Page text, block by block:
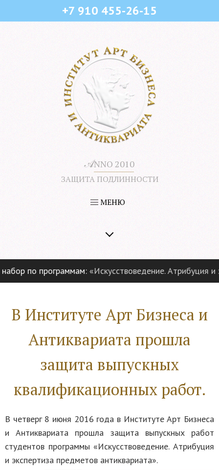
+7 910 455-26-15
𝒜NNO 2010
ЗАЩИТА ПОДЛИННОСТИ
МЕНЮ
по программам:«Искусствоведение. Атрибуция и
В Институте Арт Бизнеса и
Антиквариата прошла
защита выпускных
квалификационных работ.
В четверг 8 июня 2016 года в Институте Арт Бизнеса
и Антиквариата прошла защита выпускных работ
студентов программы «Искусствоведение. Атрибуция
и экспертиза предметов антиквариата».